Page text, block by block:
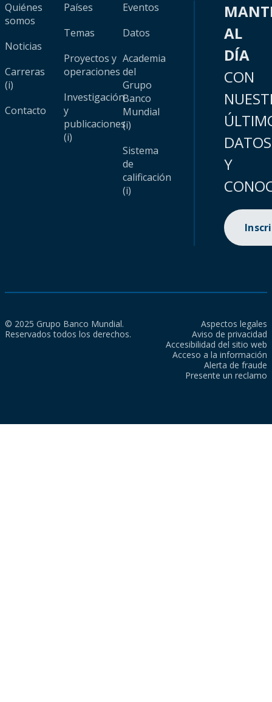
Quiénes
somos
Noticias
Carreras
(i)
Contacto
Países
Temas
Proyectos y
operaciones
Investigación
y
publicaciones
(i)
Eventos
Datos
Academia
del
Grupo
Banco
Mundial
(i)
Sistema
de
calificación
(i)
AL
DÍA
CON
DATOS
Y
© 2025 Grupo Banco Mundial.
Reservados todos los derechos.
Aspectos legales
Aviso de privacidad
Accesibilidad del sitio web
Acceso a la información
Alerta de fraude
Presente un reclamo